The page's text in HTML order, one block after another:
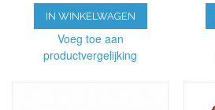
IN WINKELWAGEN
Voeg toe aan
productvergelijking